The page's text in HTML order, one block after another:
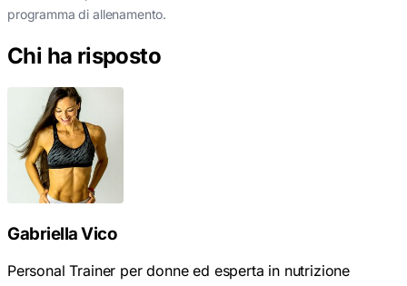
programma di allenamento.
Chi ha risposto
Gabriella Vico
Personal Trainer per donne ed esperta in nutrizione